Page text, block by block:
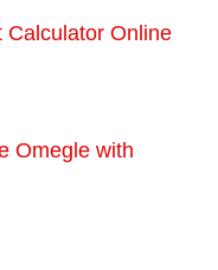
Calculator Online
Omegle with